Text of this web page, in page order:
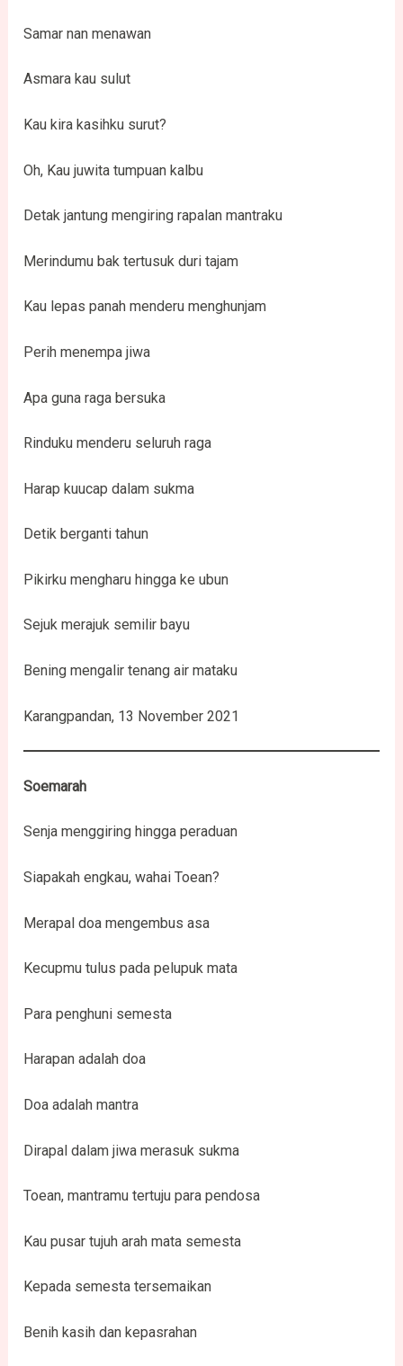
Samar nan menawan
Asmara kau sulut
Kau kira kasihku surut?
Oh, Kau juwita tumpuan kalbu
Detak jantung mengiring rapalan mantraku
Merindumu bak tertusuk duri tajam
Kau lepas panah menderu menghunjam
Perih menempa jiwa
Apa guna raga bersuka
Rinduku menderu seluruh raga
Harap kuucap dalam sukma
Detik berganti tahun
Pikirku mengharu hingga ke ubun
Sejuk merajuk semilir bayu
Bening mengalir tenang air mataku
Karangpandan, 13 November 2021
Soemarah
Senja menggiring hingga peraduan
Siapakah engkau, wahai Toean?
Merapal doa mengembus asa
Kecupmu tulus pada pelupuk mata
Para penghuni semesta
Harapan adalah doa
Doa adalah mantra
Dirapal dalam jiwa merasuk sukma
Toean, mantramu tertuju para pendosa
Kau pusar tujuh arah mata semesta
Kepada semesta tersemaikan
Benih kasih dan kepasrahan